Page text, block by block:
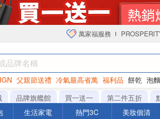
萬家福服務
父親節送禮 冷氣最高省萬 福利品 餅乾 泡麵
衛生紙
品牌旗艦館 買一送一 第二件五折
生活家電 熱門3C 美妝個清